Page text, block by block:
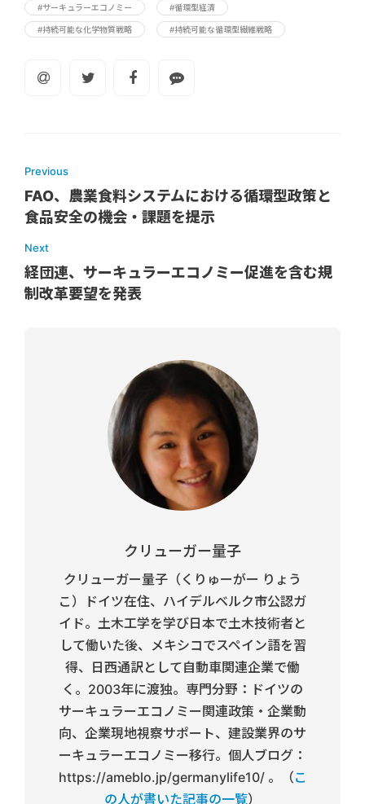
#サーキュラーエコノミー #循環型経済
#持続可能な化学物質戦略 #持続可能な循環型繊維戦略
Previous
FAO、農業食料システムにおける循環型政策と
食品安全の機会・課題を提示
Next
経団連、サーキュラーエコノミー促進を含む規
制改革要望を発表
クリューガー量子
クリューガー量子（くりゅーがー りょう
こ）ドイツ在住、ハイデルベルク市公認ガ
イド。土木工学を学び日本で土木技術者と
して働いた後、メキシコでスペイン語を習
得、日西通訳として自動車関連企業で働
く。2003年に渡独。専門分野：ドイツの
サーキュラーエコノミー関連政策・企業動
向、企業現地視察サポート、建設業界のサ
ーキュラーエコノミー移行。個人ブログ：
https://ameblo.jp/germanylife10/ 。（こ
の人が書いた記事の一覧）